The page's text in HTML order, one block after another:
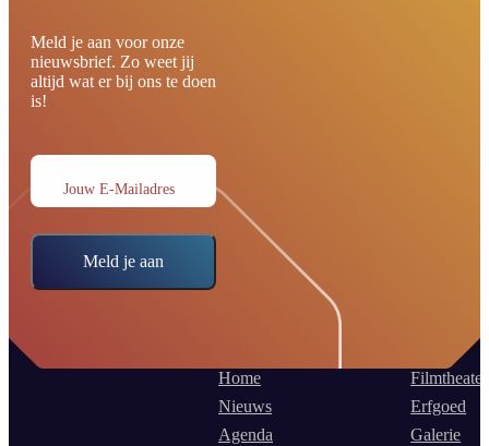
Meld je aan voor onze
nieuwsbrief. Zo weet jij
altijd wat er bij ons te doen
is!
Jouw E-Mailadres
Meld je aan
Home
Nieuws
Agenda
Filmtheater
Erfgoed
Galerie